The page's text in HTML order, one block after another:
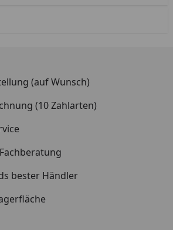
(auf Wunsch)
(10 Zahlarten)
bester Händler